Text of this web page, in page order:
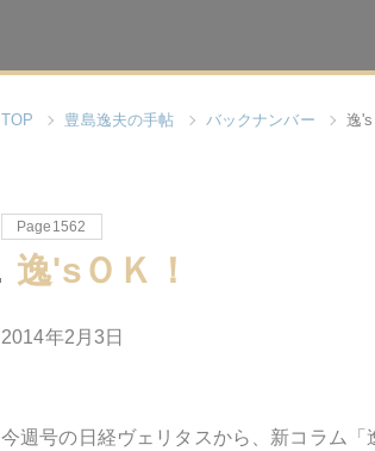
TOP 豊島逸夫の手帖 バックナンバー 逸's
Page1562
逸'sＯＫ！
2014年2月3日
今週号の日経ヴェリタスから、新コラム「